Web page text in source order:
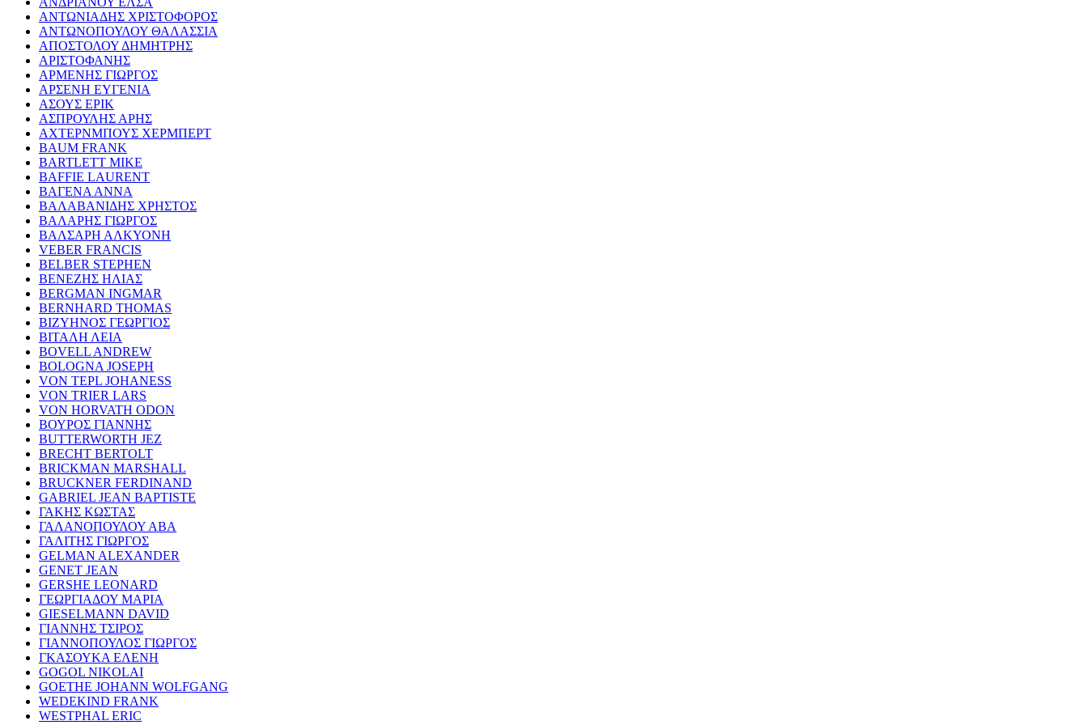
ΑΝΤΩΝΙΑΔΗΣ ΧΡΙΣΤΟΦΟΡΟΣ
ΑΝΤΩΝΟΠΟΥΛΟΥ ΘΑΛΑΣΣΙΑ
ΑΠΟΣΤΟΛΟΥ ΔΗΜΗΤΡΗΣ
ΑΡΙΣΤΟΦΑΝΗΣ
ΑΡΜΕΝΗΣ ΓΙΩΡΓΟΣ
ΑΡΣΕΝΗ ΕΥΓΕΝΙΑ
ΑΣΟΥΣ ΕΡΙΚ
ΑΣΠΡΟΥΛΗΣ ΑΡΗΣ
ΑΧΤΕΡΝΜΠΟΥΣ ΧΕΡΜΠΕΡΤ
BAUM FRANK
BARTLETT MIKE
BAFFIE LAURENT
ΒΑΓΕΝΑ ΑΝΝΑ
ΒΑΛΑΒΑΝΙΔΗΣ ΧΡΗΣΤΟΣ
ΒΑΛΑΡΗΣ ΓΙΩΡΓΟΣ
ΒΑΛΣΑΡΗ ΑΛΚΥΟΝΗ
VEBER FRANCIS
BELBER STEPHEN
ΒΕΝΕΖΗΣ ΗΛΙΑΣ
BERGMAN INGMAR
BERNHARD THOMAS
ΒΙΖΥΗΝΟΣ ΓΕΩΡΓΙΟΣ
ΒΙΤΑΛΗ ΛΕΙΑ
BOVELL ANDREW
BOLOGNA JOSEPH
VON TEPL JOHANESS
VON TRIER LARS
VON HORVATH ODON
ΒΟΥΡΟΣ ΓΙΑΝΝΗΣ
BUTTERWORTH JEZ
BRECHT BERTOLT
BRICKMAN MARSHALL
BRUCKNER FERDINAND
GABRIEL JEAN BAPTISTE
ΓΑΚΗΣ ΚΩΣΤΑΣ
ΓΑΛΑΝΟΠΟΥΛΟΥ ΑΒΑ
ΓΑΛΙΤΗΣ ΓΙΩΡΓΟΣ
GELMAN ALEXANDER
GENET JEAN
GERSHE LEONARD
ΓΕΩΡΓΙΑΔΟΥ ΜΑΡΙΑ
GIESELMANN DAVID
ΓΙΑΝΝΗΣ ΤΣΙΡΟΣ
ΓΙΑΝΝΟΠΟΥΛΟΣ ΓΙΩΡΓΟΣ
ΓΚΑΣΟΥΚΑ ΕΛΕΝΗ
GOGOL NIKOLAI
GOETHE JOHANN WOLFGANG
WEDEKIND FRANK
WESTPHAL ERIC